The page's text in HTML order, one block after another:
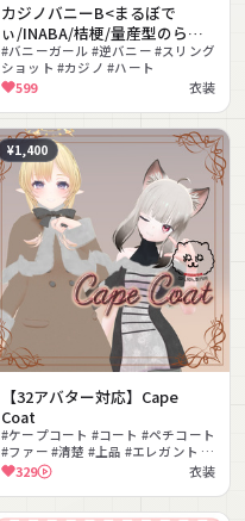
カジノバニーB<まるぼで
ぃ/INABA/桔梗/量産型のらき
ゃっとぷらす/セレスティア/エ
ポナ>
#バニーガール #逆バニー #スリング
ショット #カジノ #ハート
599 衣装
¥1,400
【32アバター対応】Cape
Coat
#ケープコート #コート #ペチコート
#ファー #清楚 #上品 #エレガント #
冬服 #アウター #レース
329 衣装